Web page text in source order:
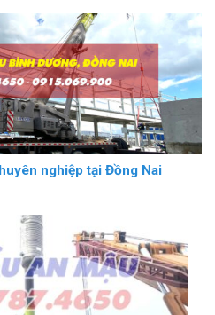
nghiệp tại Đồng Nai